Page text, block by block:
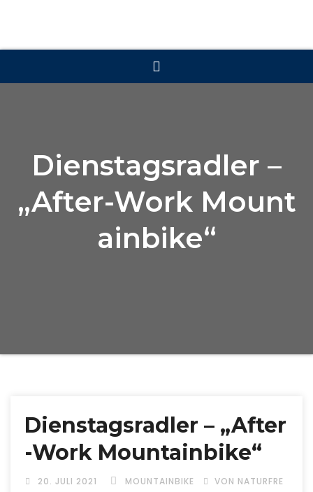
Dienstagsradler –
„After-Work Mount
ainbike“
Dienstagsradler – „After
-Work Mountainbike“
20. JULI 2021 MOUNTAINBIKE
VON NATURFRE